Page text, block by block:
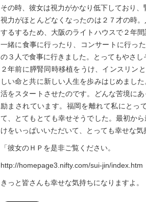
その時、彼女は視力がかなり低下しており、
視力がほとんどなくなったのは２７才の時
するするため、大阪のライトハウスで２年
一緒に食事に行ったり、コンサートに行っ
の３人で食事に行きました。とってもやさ
２年前に膵腎同時移植をうけ、インスリン
しい命と共に新しい人生を歩みはじめまし
活をスタートさせたのです。どんな苦境に
励まされています。福岡を離れて私にとっ
て、とてもとても幸せそうでした。最初か
けをいっぱいいただいて、とっても幸せな気
「彼女のＨＰを是非ご覧ください。
http://homepage3.nifty.com/sui-jin/index.htm
きっと皆さんも幸せな気持ちになりますよ。